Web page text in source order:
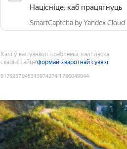
Націсніце, каб працягнуць
SmartCaptcha by Yandex Cloud
Калі ў вас узніклі праблемы, калі ласка,
скарыстайцеформай зваротнай сувязі
9179257945313974274:1786049044